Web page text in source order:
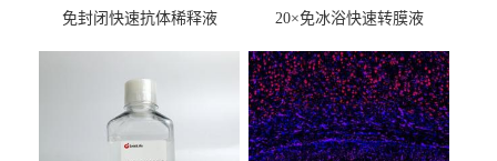
免封闭快速抗体稀释液 20×免冰浴快速转膜液